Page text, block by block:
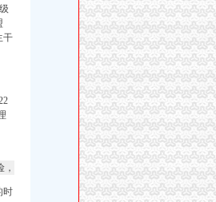
干
，
时